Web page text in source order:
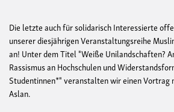
Die letzte auch für solidarisch Interessierte
unserer diesjährigen Veranstaltungsreihe
an! Unter dem Titel "Weiße Unilandschaften?
Rassismus an Hochschulen und
Studentinnen*" veranstalten wir einen Vortrag
Aslan.